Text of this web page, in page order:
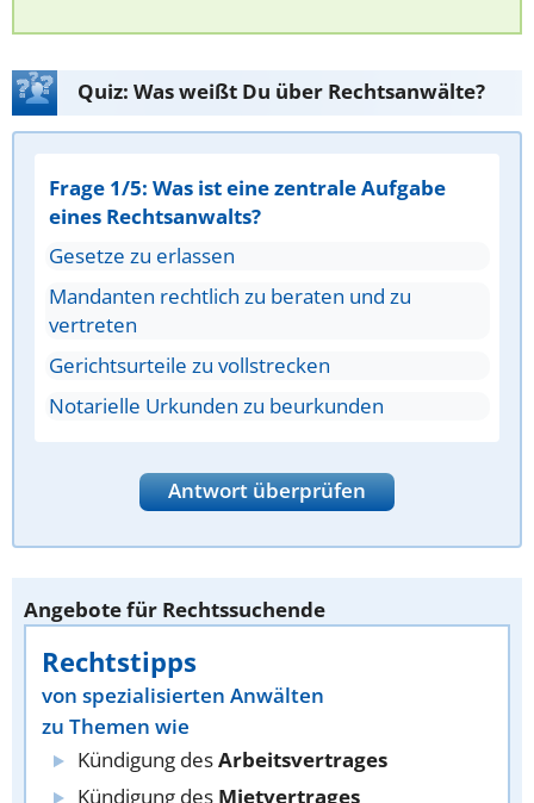
Quiz: Was weißt Du über Rechtsanwälte?
Frage 1/5: Was ist eine zentrale Aufgabe
eines Rechtsanwalts?
Gesetze zu erlassen
Mandanten rechtlich zu beraten und zu
vertreten
Gerichtsurteile zu vollstrecken
Notarielle Urkunden zu beurkunden
Antwort überprüfen
Angebote für Rechtssuchende
Rechtstipps
von spezialisierten Anwälten
zu Themen wie
Kündigung desArbeitsvertrages
Kündigung des Mietvertrages